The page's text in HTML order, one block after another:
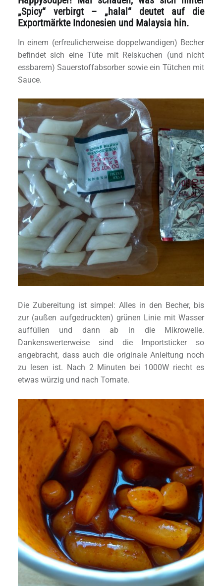
„Spicy“ verbirgt – „halal“ deutet auf die
Exportmärkte Indonesien und Malaysia hin.
In einem (erfreulicherweise doppelwandigen) Becher
befindet sich eine Tüte mit Reiskuchen (und nicht
essbarem) Sauerstoffabsorber sowie ein Tütchen mit
Sauce.
Die Zubereitung ist simpel: Alles in den Becher, bis
zur (außen aufgedruckten) grünen Linie mit Wasser
auffüllen und dann ab in die Mikrowelle.
Dankenswerterweise sind die Importsticker so
angebracht, dass auch die originale Anleitung noch
zu lesen ist. Nach 2 Minuten bei 1000W riecht es
etwas würzig und nach Tomate.